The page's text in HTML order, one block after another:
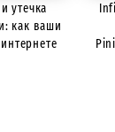
утечка
как ваши